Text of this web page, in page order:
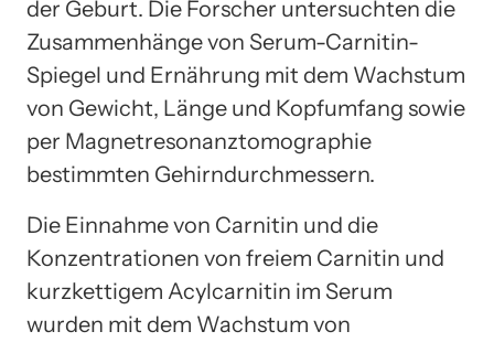
der Geburt. Die Forscher untersuchten die
Zusammenhänge von Serum-Carnitin-
Spiegel und Ernährung mit dem Wachstum
von Gewicht, Länge und Kopfumfang sowie
per Magnetresonanztomographie
bestimmten Gehirndurchmessern.
Die Einnahme von Carnitin und die
Konzentrationen von freiem Carnitin und
kurzkettigem Acylcarnitin im Serum
wurden mit dem Wachstum von